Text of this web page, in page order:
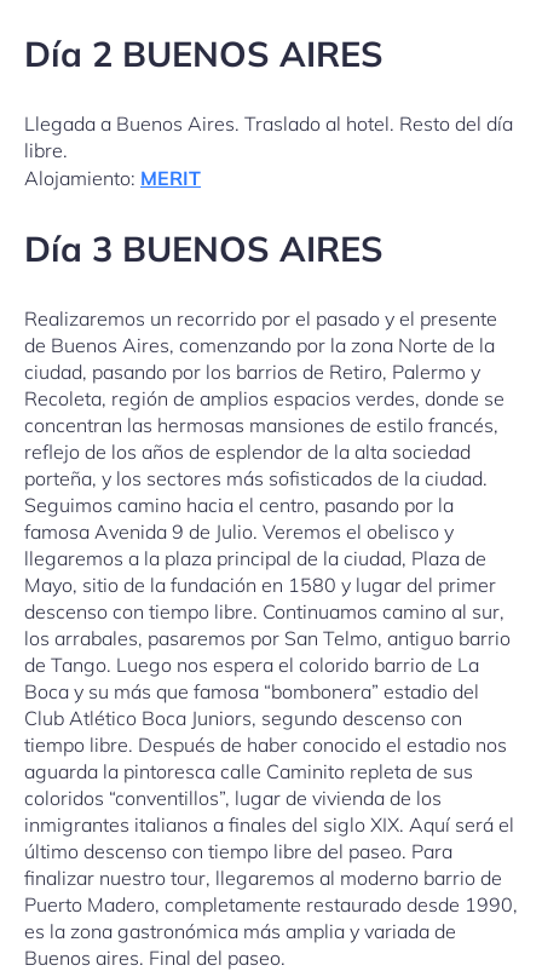
Día 2 BUENOS AIRES
Llegada a Buenos Aires. Traslado al hotel. Resto del día
libre.
Alojamiento: MERIT
Día 3 BUENOS AIRES
Realizaremos un recorrido por el pasado y el presente
de Buenos Aires, comenzando por la zona Norte de la
ciudad, pasando por los barrios de Retiro, Palermo y
Recoleta, región de amplios espacios verdes, donde se
concentran las hermosas mansiones de estilo francés,
reflejo de los años de esplendor de la alta sociedad
porteña, y los sectores más sofisticados de la ciudad.
Seguimos camino hacia el centro, pasando por la
famosa Avenida 9 de Julio. Veremos el obelisco y
llegaremos a la plaza principal de la ciudad, Plaza de
Mayo, sitio de la fundación en 1580 y lugar del primer
descenso con tiempo libre. Continuamos camino al sur,
los arrabales, pasaremos por San Telmo, antiguo barrio
de Tango. Luego nos espera el colorido barrio de La
Boca y su más que famosa “bombonera” estadio del
Club Atlético Boca Juniors, segundo descenso con
tiempo libre. Después de haber conocido el estadio nos
aguarda la pintoresca calle Caminito repleta de sus
coloridos “conventillos”, lugar de vivienda de los
inmigrantes italianos a finales del siglo XIX. Aquí será el
último descenso con tiempo libre del paseo. Para
finalizar nuestro tour, llegaremos al moderno barrio de
Puerto Madero, completamente restaurado desde 1990,
es la zona gastronómica más amplia y variada de
Buenos aires. Final del paseo.